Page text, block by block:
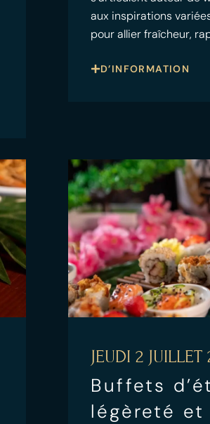
aux inspirations
pour allier fraîcheur,
D’INFORMATION
JEUDI 2 JUILLET
Buffets
légèreté